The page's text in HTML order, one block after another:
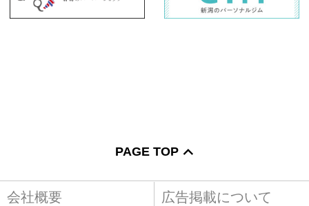
PAGE TOP
会社概要 広告掲載について